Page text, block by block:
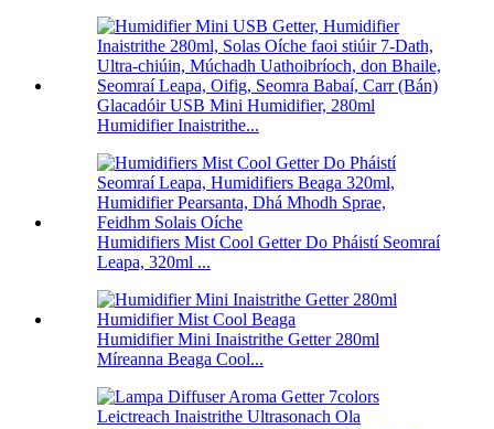
Glacadóir USB Mini Humidifier, 280ml
Humidifier Inaistrithe...
Humidifiers Mist Cool Getter Do Pháistí Seomraí
Leapa, 320ml ...
Humidifier Mini Inaistrithe Getter 280ml
Míreanna Beaga Cool...